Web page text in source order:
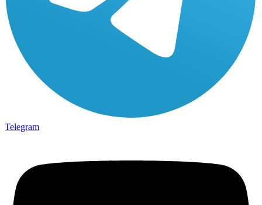
Telegram